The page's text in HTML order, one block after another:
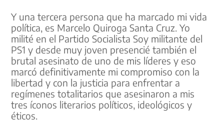
Y una tercera persona que ha marcado mi vida
política, es Marcelo Quiroga Santa Cruz. Yo
milité en el Partido Socialista Soy militante del
PS1 y desde muy joven presencié también el
brutal asesinato de uno de mis líderes y eso
marcó definitivamente mi compromiso con la
libertad y con la justicia para enfrentar a
regímenes totalitarios que asesinaron a mis
tres íconos literarios políticos, ideológicos y
éticos.